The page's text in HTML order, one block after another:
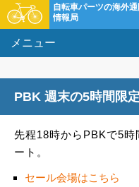
自転車パーツの海外通
情報局
メニュー
PBK 週末の5時間限
先程18時からPBKで5
ート。
セール会場はこちら